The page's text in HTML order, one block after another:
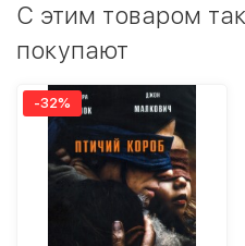
C этим товаром
покупают
-32%